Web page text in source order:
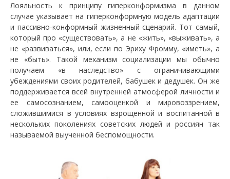
Лояльность к принципу гиперконформизма в данном
случае указывает на гиперконформную модель адаптации
и пассивно-конформный жизненный сценарий. Тот самый,
который про «существовать», а не «жить», «выживать», а
не «развиваться», или, если по Эриху Фромму, «иметь», а
не «быть». Такой механизм социализации мы обычно
получаем «в наследство» с ограничивающими
убеждениями своих родителей, бабушек и дедушек. Он же
поддерживается всей внутренней атмосферой личности и
ее самосознанием, самооценкой и мировоззрением,
сложившимися в условиях взрощенной и воспитанной в
нескольких поколениях советских людей и россиян так
называемой выученной беспомощности.